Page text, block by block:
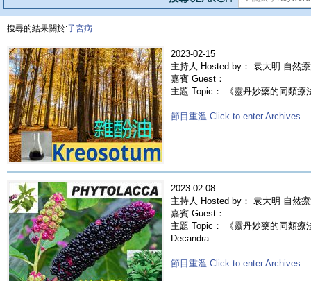
搜尋的結果關於:子宮病
2023-02-15
主持人 Hosted by： 袁大明 自然
嘉賓 Guest：
主題 Topic： 《靈丹妙藥的同類
節目重溫 Click to enter Archives
2023-02-08
主持人 Hosted by： 袁大明 自然
嘉賓 Guest：
主題 Topic： 《靈丹妙藥的同類
Decandra
節目重溫 Click to enter Archives